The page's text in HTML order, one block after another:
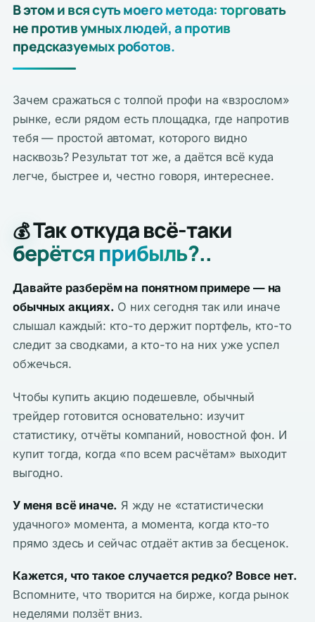
В этом и вся суть моего метода: торговать
не против умных людей, а против
предсказуемых роботов.
Зачем сражаться с толпой профи на «взрослом»
рынке, если рядом есть площадка, где напротив
тебя — простой автомат, которого видно
насквозь? Результат тот же, а даётся всё куда
легче, быстрее и, честно говоря, интереснее.
💰Так откуда всё-таки
берётся прибыль?..
Давайте разберём на понятном примере — на
обычных акциях. О них сегодня так или иначе
слышал каждый: кто-то держит портфель, кто-то
следит за сводками, а кто-то на них уже успел
обжечься.
Чтобы купить акцию подешевле, обычный
трейдер готовится основательно: изучит
статистику, отчёты компаний, новостной фон. И
купит тогда, когда «по всем расчётам» выходит
выгодно.
У меня всё иначе. Я жду не «статистически
удачного» момента, а момента, когда кто-то
прямо здесь и сейчас отдаёт актив за бесценок.
Кажется, что такое случается редко? Вовсе нет.
Вспомните, что творится на бирже, когда рынок
неделями ползёт вниз.